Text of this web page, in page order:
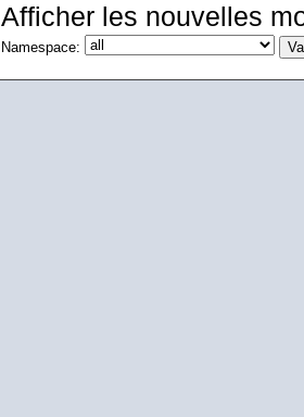
Afficher les nouvelles
Namespace: